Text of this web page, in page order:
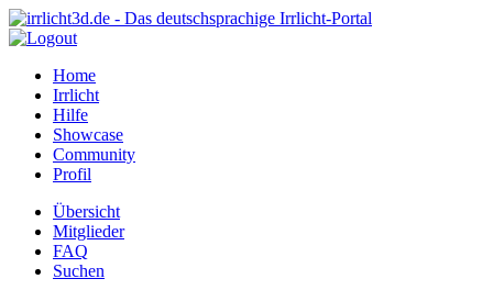
Home
Irrlicht
Hilfe
Showcase
Community
Profil
Übersicht
Mitglieder
FAQ
Suchen